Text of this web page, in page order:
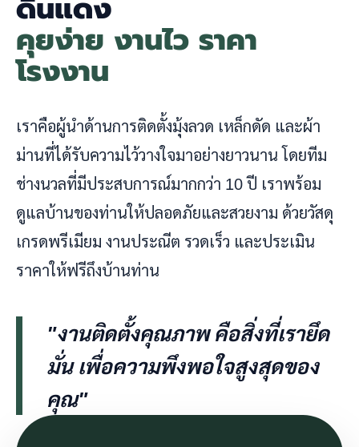
คุยง่าย งานไว ราคา
โรงงาน
เราคือผู้นำด้านการติดตั้งมุ้งลวด เหล็กดัด และผ้า
ม่านที่ได้รับความไว้วางใจมาอย่างยาวนาน โดยทีม
ช่างนวลที่มีประสบการณ์มากกว่า 10 ปี เราพร้อม
ดูแลบ้านของท่านให้ปลอดภัยและสวยงาม ด้วยวัสดุ
เกรดพรีเมียม งานประณีต รวดเร็ว และประเมิน
ราคาให้ฟรีถึงบ้านท่าน
"งานติดตั้งคุณภาพ คือสิ่งที่เรายึด
มั่น เพื่อความพึงพอใจสูงสุดของ
คุณ"